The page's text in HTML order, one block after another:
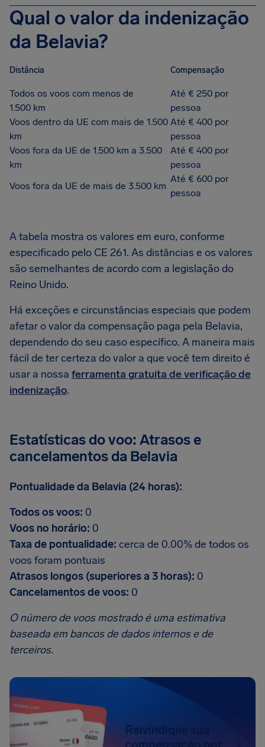
Qual o valor da indenização
da Belavia?
Distância Compensação
Todos os voos com menos de
1.500 km
Até € 250 por
pessoa
Voos dentro da UE com mais de 1.500
km
Até € 400 por
pessoa
Voos fora da UE de 1.500 km a 3.500
km
Até € 400 por
pessoa
Voos fora da UE de mais de 3.500 km
Até € 600 por
pessoa
A tabela mostra os valores em euro, conforme
especificado pelo CE 261. As distâncias e os valores
são semelhantes de acordo com a legislação do
Reino Unido.
Há exceções e circunstâncias especiais que podem
afetar o valor da compensação paga pela Belavia,
dependendo do seu caso específico. A maneira mais
fácil de ter certeza do valor a que você tem direito é
usar a nossa ferramenta gratuita de verificação de
indenização.
Estatísticas do voo: Atrasos e
cancelamentos da Belavia
Pontualidade da Belavia (24 horas):
Todos os voos: 0
Voos no horário: 0
Taxa de pontualidade: cerca de 0.00% de todos os
voos foram pontuais
Atrasos longos (superiores a 3 horas): 0
Cancelamentos de voos: 0
O número de voos mostrado é uma estimativa
baseada em bancos de dados internos e de
terceiros.
Reivindique sua